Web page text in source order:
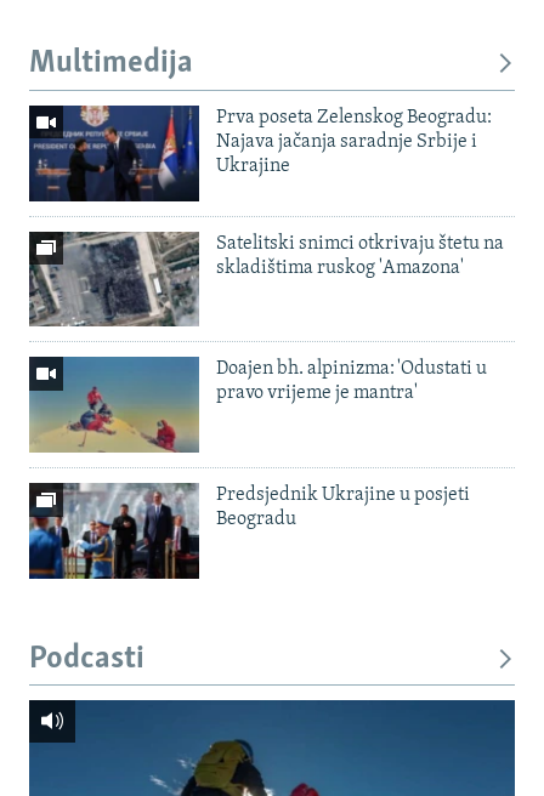
Multimedija
Prva poseta Zelenskog Beogradu:
Najava jačanja saradnje Srbije i
Ukrajine
Satelitski snimci otkrivaju štetu na
skladištima ruskog 'Amazona'
Doajen bh. alpinizma: 'Odustati u
pravo vrijeme je mantra'
Predsjednik Ukrajine u posjeti
Beogradu
Podcasti